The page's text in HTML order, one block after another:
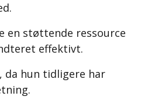
en støttende ressource
effektivt.
da hun tidligere har